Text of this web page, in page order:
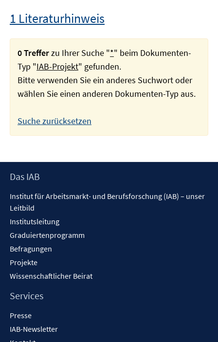
1 Literaturhinweis
0 Trefferzu Ihrer Suche "*" beim Dokumenten-
Typ "IAB-Projekt" gefunden.
Bitte verwenden Sie ein anderes Suchwort oder
wählen Sie einen anderen Dokumenten-Typ aus.
Suche zurücksetzen
Footer
Das IAB
Institut für Arbeitsmarkt- und Berufsforschung (IAB) – unser
Leitbild
Institutsleitung
Graduiertenprogramm
Befragungen
Projekte
Wissenschaftlicher Beirat
Services
Presse
IAB-Newsletter